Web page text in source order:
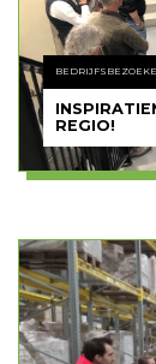
REGIO!